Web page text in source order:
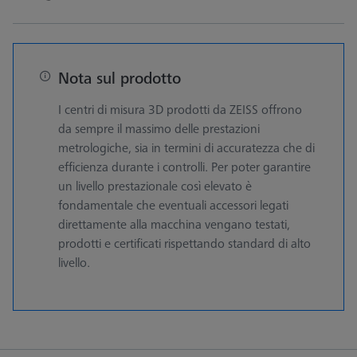
Nota sul prodotto
I centri di misura 3D prodotti da ZEISS offrono
da sempre il massimo delle prestazioni
metrologiche, sia in termini di accuratezza che di
efficienza durante i controlli. Per poter garantire
un livello prestazionale così elevato è
fondamentale che eventuali accessori legati
direttamente alla macchina vengano testati,
prodotti e certificati rispettando standard di alto
livello.